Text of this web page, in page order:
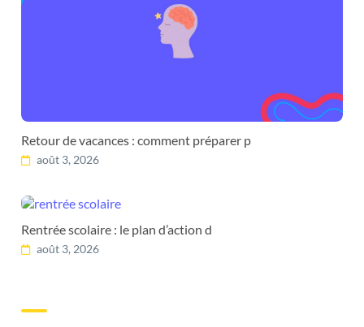
Retour de vacances : comment préparer p
août 3, 2026
Rentrée scolaire : le plan d’action d
août 3, 2026